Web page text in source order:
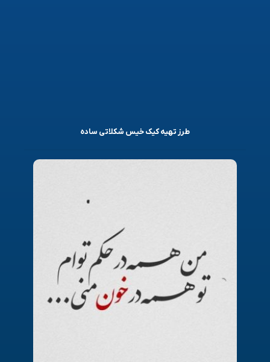
طرز تهیه کیک خیس شکلاتی ساده